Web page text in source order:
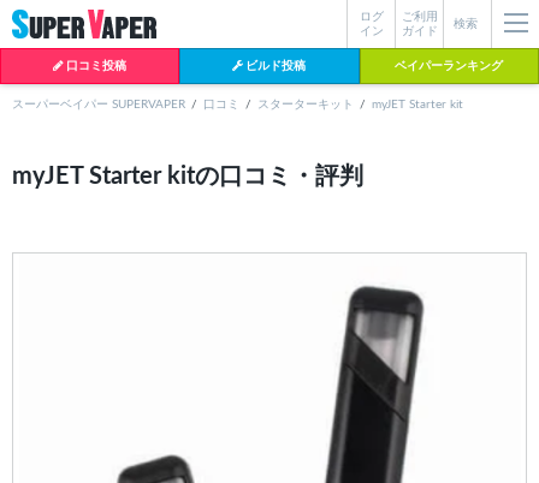
検索
ご利用
ガイド
ログ
イン
口コミ投稿 ビルド投稿 ベイパーランキング
よく検索されているワード
クラプトン
2025 hiliq
MENTHOL(タバコメンソール)
スーパーベイパー SUPERVAPER 口コミ スターターキット myJET Starter kit
myJET Starter kitの口コミ・評判
見つからない場合データベースに該当の商品がまだ登録されていない可能